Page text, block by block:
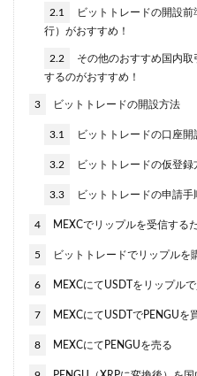
2.1
ビットトレードの開設
行）がおすすめ！
2.2
その他のおすすめ国内
するのがおすすめ！
3 ビットトレードの開設方法
3.1 ビットトレードの口座
3.2 ビットトレードの仮登録
3.3 ビットトレードの申請手
4 MEXCでリップルを受信する
5 ビットトレードでリップルを
6 MEXCにてUSDTをリップルで
7 MEXCにてUSDTでPENGUを
8 MEXCにてPENGUを売る